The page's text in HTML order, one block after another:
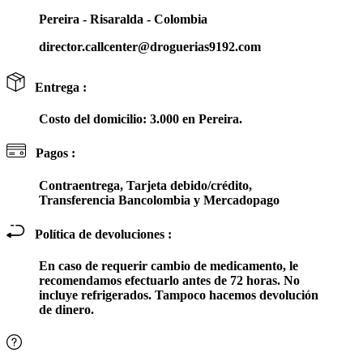
Pereira - Risaralda - Colombia
director.callcenter@droguerias9192.com
Entrega :
Costo del domicilio: 3.000 en Pereira.
Pagos :
Contraentrega, Tarjeta debido/crédito,
Transferencia Bancolombia y Mercadopago
Política de devoluciones :
En caso de requerir cambio de medicamento, le
recomendamos efectuarlo antes de 72 horas. No
incluye refrigerados. Tampoco hacemos devolución
de dinero.